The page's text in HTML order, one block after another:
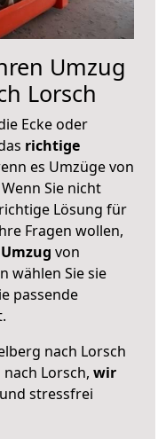
Umzug
Lorsch
Ecke oder
richtige
es Umzüge von
Sie nicht
Lösung für
Fragen wollen,
von
wählen Sie sie
passende
nach Lorsch
Lorsch, wir
stressfrei